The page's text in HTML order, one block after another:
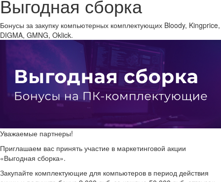
Выгодная сборка
Бонусы за закупку компьютерных комплектующих Bloody, Kingprice,
DIGMA, GMNG, Oklick.
Уважаемые партнеры!
Приглашаем вас принять участие в маркетинговой акции
«Выгодная сборка».
Закупайте комплектующие для компьютеров в период действия